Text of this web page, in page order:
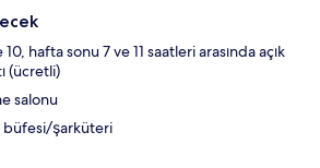
hafta sonu 7 ve 11 saatleri arasında açık
(ücretli)
salonu
büfesi/şarküteri